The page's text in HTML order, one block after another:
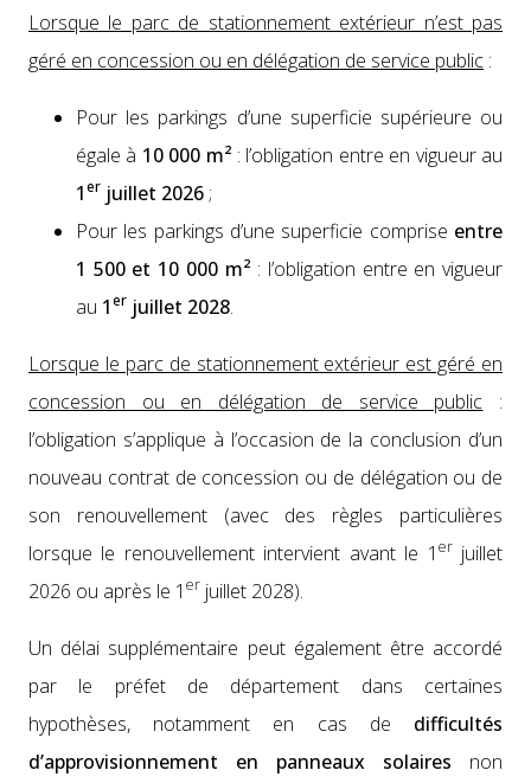
Lorsque le parc de sta­tion­nement extérieur n’est pas
géré en con­ces­sion ou en délé­ga­tion de ser­vice pub­lic :
Pour les park­ings d’une super­fi­cie supérieure ou
égale à 10 000 m² : l’oblig­a­tion entre en vigueur au
1er juil­let 2026;
Pour les park­ings d’une super­fi­cie com­prise entre
1 500 et 10 000 m² : l’oblig­a­tion entre en vigueur
au 1er juil­let 2028.
Lorsque le parc de sta­tion­nement extérieur est géré en
con­ces­sion ou en délé­ga­tion de ser­vice pub­lic :
l’oblig­a­tion s’ap­plique à l’oc­ca­sion de la con­clu­sion d’un
nou­veau con­trat de con­ces­sion ou de délé­ga­tion ou de
son renou­velle­ment (avec des règles par­ti­c­ulières
lorsque le renou­velle­ment inter­vient avant le 1 erjuil­let
2026 ou après le 1 er juil­let 2028).
Un délai sup­plé­men­taire peut égale­ment être accordé
par le préfet de départe­ment dans cer­taines
hypothès­es, notam­ment en cas de dif­fi­cultés
d’approvisionnement en pan­neaux solaires non